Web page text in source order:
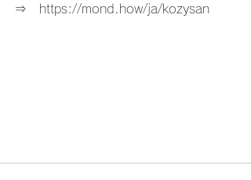
⇒
https://mond.how/ja/kozysan